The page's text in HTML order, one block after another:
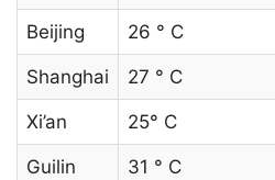
Beijing 26 ° C
Shanghai 27 ° C
Xi’an 25° C
Guilin 31 ° C